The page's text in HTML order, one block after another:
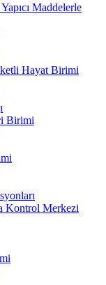
Maddelerle
Hayat Birimi
Birimi
Kontrol Merkezi